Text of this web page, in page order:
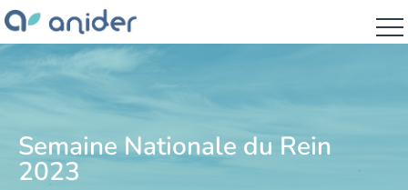
Semaine Nationale du Rein
2023